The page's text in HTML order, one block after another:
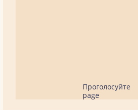
Проголосуйте
page